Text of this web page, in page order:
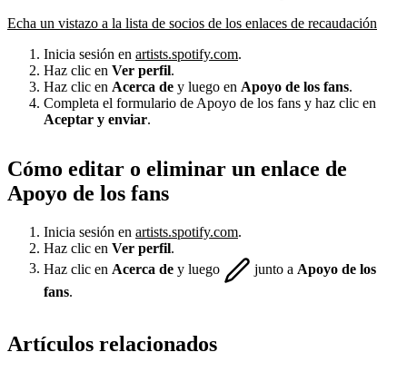
Echa un vistazo a la lista de socios de los enlaces de recaudación
Inicia sesión en artists.spotify.com.
Haz clic en Ver perfil.
Haz clic en Acerca de y luego en Apoyo de los fans.
Completa el formulario de Apoyo de los fans y haz clic en
Aceptar y enviar.
Cómo editar o eliminar un enlace de
Apoyo de los fans
Inicia sesión en artists.spotify.com.
Haz clic en Ver perfil.
Haz clic en Acerca de y luego junto a Apoyo de los
fans.
Artículos relacionados